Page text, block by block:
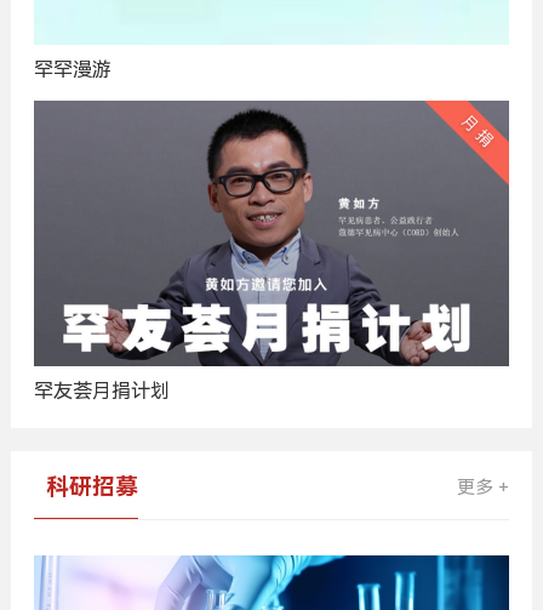
罕罕漫游
罕友荟月捐计划
科研招募 更多 +